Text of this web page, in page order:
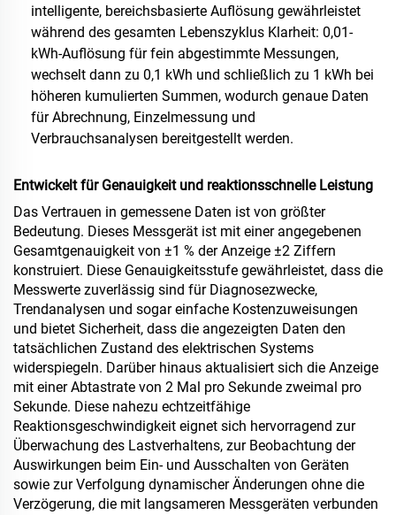
intelligente, bereichsbasierte Auflösung gewährleistet
während des gesamten Lebenszyklus Klarheit: 0,01-
kWh-Auflösung für fein abgestimmte Messungen,
wechselt dann zu 0,1 kWh und schließlich zu 1 kWh bei
höheren kumulierten Summen, wodurch genaue Daten
für Abrechnung, Einzelmessung und
Verbrauchsanalysen bereitgestellt werden.
Entwickelt für Genauigkeit und reaktionsschnelle Leistung
Das Vertrauen in gemessene Daten ist von größter
Bedeutung. Dieses Messgerät ist mit einer angegebenen
Gesamtgenauigkeit von ±1 % der Anzeige ±2 Ziffern
konstruiert. Diese Genauigkeitsstufe gewährleistet, dass die
Messwerte zuverlässig sind für Diagnosezwecke,
Trendanalysen und sogar einfache Kostenzuweisungen
und bietet Sicherheit, dass die angezeigten Daten den
tatsächlichen Zustand des elektrischen Systems
widerspiegeln. Darüber hinaus aktualisiert sich die Anzeige
mit einer Abtastrate von 2 Mal pro Sekunde zweimal pro
Sekunde. Diese nahezu echtzeitfähige
Reaktionsgeschwindigkeit eignet sich hervorragend zur
Überwachung des Lastverhaltens, zur Beobachtung der
Auswirkungen beim Ein- und Ausschalten von Geräten
sowie zur Verfolgung dynamischer Änderungen ohne die
Verzögerung, die mit langsameren Messgeräten verbunden